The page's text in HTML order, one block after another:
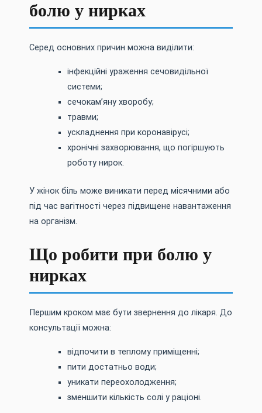
болю у нирках
Серед основних причин можна виділити:
інфекційні ураження сечовидільної
системи;
сечокам’яну хворобу;
травми;
ускладнення при коронавірусі;
хронічні захворювання, що погіршують
роботу нирок.
У жінок біль може виникати перед місячними або
під час вагітності через підвищене навантаження
на організм.
Що робити при болю у
нирках
Першим кроком має бути звернення до лікаря. До
консультації можна:
відпочити в теплому приміщенні;
пити достатньо води;
уникати переохолодження;
зменшити кількість солі у раціоні.